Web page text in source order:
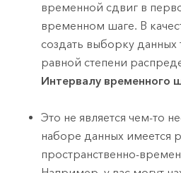
временной сдвиг в
временном шаге. В
создать выборку данных
равной степени
Интервалу временного
Это не является чем-то
наборе данных имеется
пространственно-